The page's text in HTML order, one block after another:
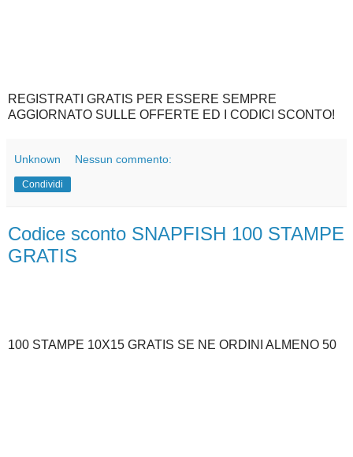
REGISTRATI GRATIS PER ESSERE SEMPRE
AGGIORNATO SULLE OFFERTE ED I CODICI SCONTO!
Unknown Nessun commento:
Condividi
Codice sconto SNAPFISH 100 STAMPE
GRATIS
100 STAMPE 10X15 GRATIS SE NE ORDINI ALMENO 50